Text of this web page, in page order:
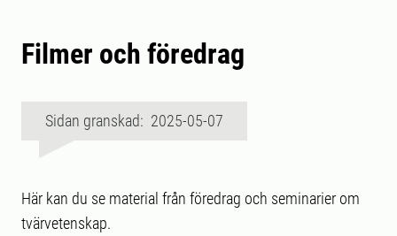
Filmer och föredrag
Sidan granskad: 2025-05-07
Här kan du se material från föredrag och seminarier om
tvärvetenskap.